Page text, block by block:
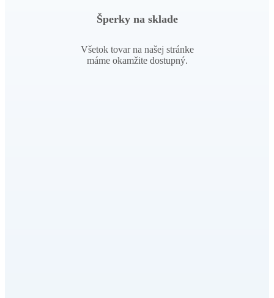
Šperky na sklade
Všetok tovar na našej stránke
máme okamžite dostupný.